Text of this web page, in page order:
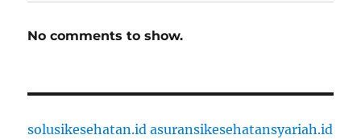
No comments to show.
solusikesehatan.id asuransikesehatansyariah.id